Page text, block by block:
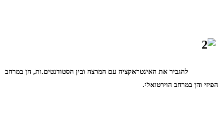
להגביר את האינטראקציה עם המרצה ובין הסטודנטים.ות, הן במרחב
הפיזי והן במרחב הוירטואלי.